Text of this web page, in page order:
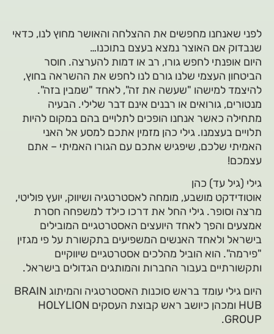
לפני שאנחנו מחפשים את ההצלחה והאושר מחוץ לנו, כדאי
שנבדוק אם האוצר נמצא בעצם בתוכנו…
היום אופנתי לחפש גורו, רב או דמות להערצה. חוסר
הביטחון העצמי שלנו גורם לנו לחפש את ההשראה בחוץ,
להיצמד למישהו "שעשה את זה", לאחד "שמבין בזה".
מנטורים, גורואים או רבנים אינם דבר שלילי. הבעיה
מתחילה כאשר אנחנו הופכים לתלויים בהם במקום להיות
תלויים בעצמנו. גילי כהן מזמין אתכם למסע אל האני
האמיתי שלכם, שיפגיש אתכם עם הגורו האמיתי – אתם
עצמכם!
גילי (גיל עד) כהן
אוטודידקט מושבע, מומחה לאסטרטגיה ושיווק, יועץ פוליטי,
מרצה וסופר. גילי החל את דרכו כילד למשפחה חסרת
אמצעים והפך לאחד היועצים האסטרטגיים המובילים
בישראל ולאחד האנשים המשפיעים בתקשורת על פי מגזין
"פירמה". הוא הוביל מהלכים אסטרטגיים שיווקיים
ותקשורתיים בעבור החברות והמותגים הגדולים בישראל.
היום גילי עומד בראש סוכנות האסטרטגיה והמיתוג BRAIN
HUB ומכהן כיושב ראש קבוצת העסקים HOLYLION
GROUP.